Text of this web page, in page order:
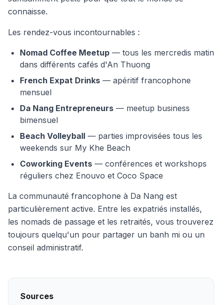
connaisse.
Les rendez-vous incontournables :
Nomad Coffee Meetup — tous les mercredis matin
dans différents cafés d'An Thuong
French Expat Drinks — apéritif francophone
mensuel
Da Nang Entrepreneurs — meetup business
bimensuel
Beach Volleyball — parties improvisées tous les
weekends sur My Khe Beach
Coworking Events — conférences et workshops
réguliers chez Enouvo et Coco Space
La communauté francophone à Da Nang est
particulièrement active. Entre les expatriés installés,
les nomads de passage et les retraités, vous trouverez
toujours quelqu'un pour partager un banh mi ou un
conseil administratif.
Sources